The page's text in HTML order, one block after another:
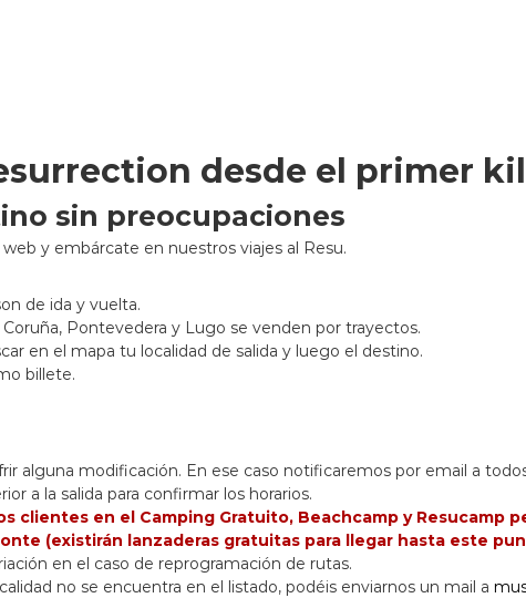
desde el primer
sin preocupaciones
y embárcate en nuestros viajes al Resu.
de ida y vuelta.
Pontevedera y Lugo se venden por trayectos.
en el mapa tu localidad de salida y luego el destino.
billete.
alguna modificación. En ese caso notificaremos por email a
a la salida para confirmar los horarios.
clientes en el Camping Gratuito, Beachcamp y Resucamp
(existirán lanzaderas gratuitas para llegar hasta este
en el caso de reprogramación de rutas.
no se encuentra en el listado, podéis enviarnos un mail a